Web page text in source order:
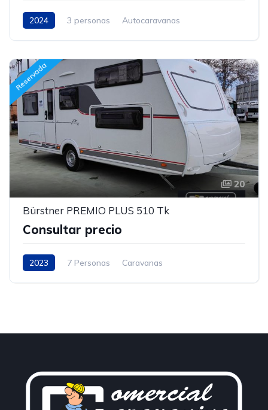
2024 3 personas Autocaravanas
Reservada
20
Bürstner PREMIO PLUS 510 Tk
Consultar precio
2023 7 Personas Caravanas